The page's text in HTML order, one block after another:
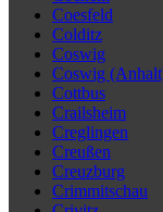
Coesfeld
Colditz
Coswig
Coswig
Cottbus
Crailsheim
Creglingen
Creußen
Creuzburg
Crimmitschau